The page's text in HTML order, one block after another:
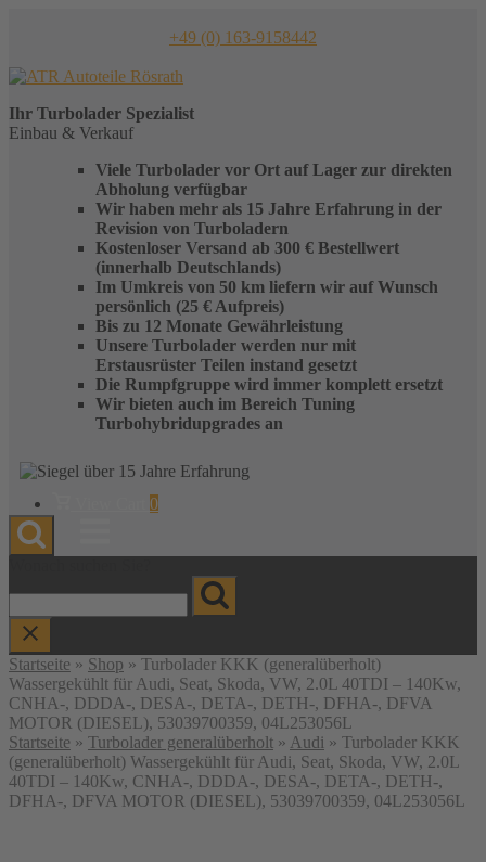
+49 (0) 163-9158442
Ihr Turbolader Spezialist
Einbau & Verkauf
Viele Turbolader vor Ort auf Lager zur direkten
Abholung verfügbar
Wir haben mehr als 15 Jahre Erfahrung in der
Revision von Turboladern
Kostenloser Versand ab 300 € Bestellwert
(innerhalb Deutschlands)
Im Umkreis von 50 km liefern wir auf Wunsch
persönlich (25 € Aufpreis)
Bis zu 12 Monate Gewährleistung
Unsere Turbolader werden nur mit
Erstausrüster Teilen instand gesetzt
Die Rumpfgruppe wird immer komplett ersetzt
Wir bieten auch im Bereich Tuning
Turbohybridupgrades an
anzeigen
0
Startseite » Shop » Turbolader KKK (generalüberholt)
Wassergekühlt für Audi, Seat, Skoda, VW, 2.0L 40TDI – 140Kw,
CNHA-, DDDA-, DESA-, DETA-, DETH-, DFHA-, DFVA
MOTOR (DIESEL), 53039700359, 04L253056L
Startseite » Turbolader generalüberholt » Audi » Turbolader KKK
(generalüberholt) Wassergekühlt für Audi, Seat, Skoda, VW, 2.0L
40TDI – 140Kw, CNHA-, DDDA-, DESA-, DETA-, DETH-,
DFHA-, DFVA MOTOR (DIESEL), 53039700359, 04L253056L